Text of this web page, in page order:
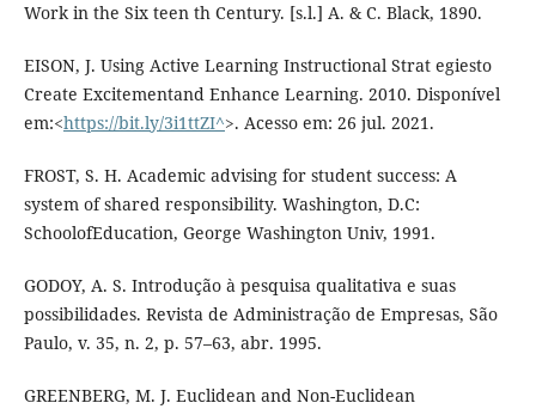
Work in the Six teen th Century. [s.l.] A. & C. Black, 1890.
EISON, J. Using Active Learning Instructional Strat egiesto
Create Excitementand Enhance Learning. 2010. Disponível
em:<https://bit.ly/3i1ttZI^>. Acesso em: 26 jul. 2021.
FROST, S. H. Academic advising for student success: A
system of shared responsibility. Washington, D.C:
SchoolofEducation, George Washington Univ, 1991.
GODOY, A. S. Introdução à pesquisa qualitativa e suas
possibilidades. Revista de Administração de Empresas, São
Paulo, v. 35, n. 2, p. 57–63, abr. 1995.
GREENBERG, M. J. Euclidean and Non-Euclidean